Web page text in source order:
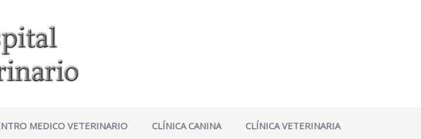
MEDICO VETERINARIO CLÍNICA CANINA CLÍNICA VETERINARIA